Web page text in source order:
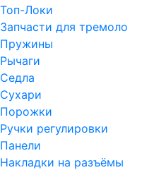
Топ-Локи
Запчасти для тремоло
Пружины
Рычаги
Седла
Сухари
Порожки
Ручки регулировки
Панели
Накладки на разъёмы